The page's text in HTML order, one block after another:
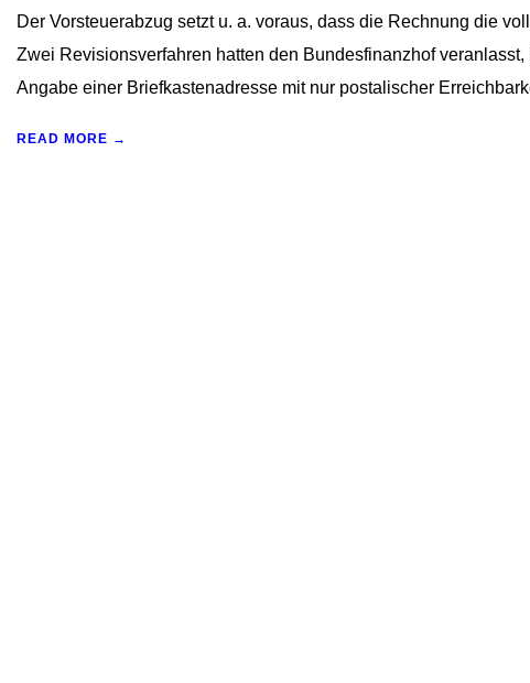
Der Vorsteuerabzug setzt u. a. voraus, dass die Rechnung die
Zwei Revisionsverfahren hatten den Bundesfinanzhof
Angabe einer Briefkastenadresse mit nur postalischer
READ MORE →